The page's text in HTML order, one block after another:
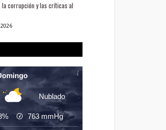
la corrupción y las críticas al
Nublado
763 mmHg